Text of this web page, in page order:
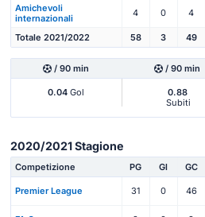
Amichevoli
internazionali
4 0 4
Totale 2021/2022 58 3 49
/ 90 min / 90 min
0.04 Gol
0.88
Subiti
2020/2021 Stagione
Competizione PG Gl GC
Premier League 31 0 46